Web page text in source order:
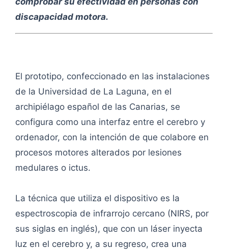
discapacidad motora.
El prototipo, confeccionado en las instalaciones
de la Universidad de La Laguna, en el
archipiélago español de las Canarias, se
configura como una interfaz entre el cerebro y
ordenador, con la intención de que colabore en
procesos motores alterados por lesiones
medulares o ictus.
La técnica que utiliza el dispositivo es la
espectroscopia de infrarrojo cercano (NIRS, por
sus siglas en inglés), que con un láser inyecta
luz en el cerebro y, a su regreso, crea una